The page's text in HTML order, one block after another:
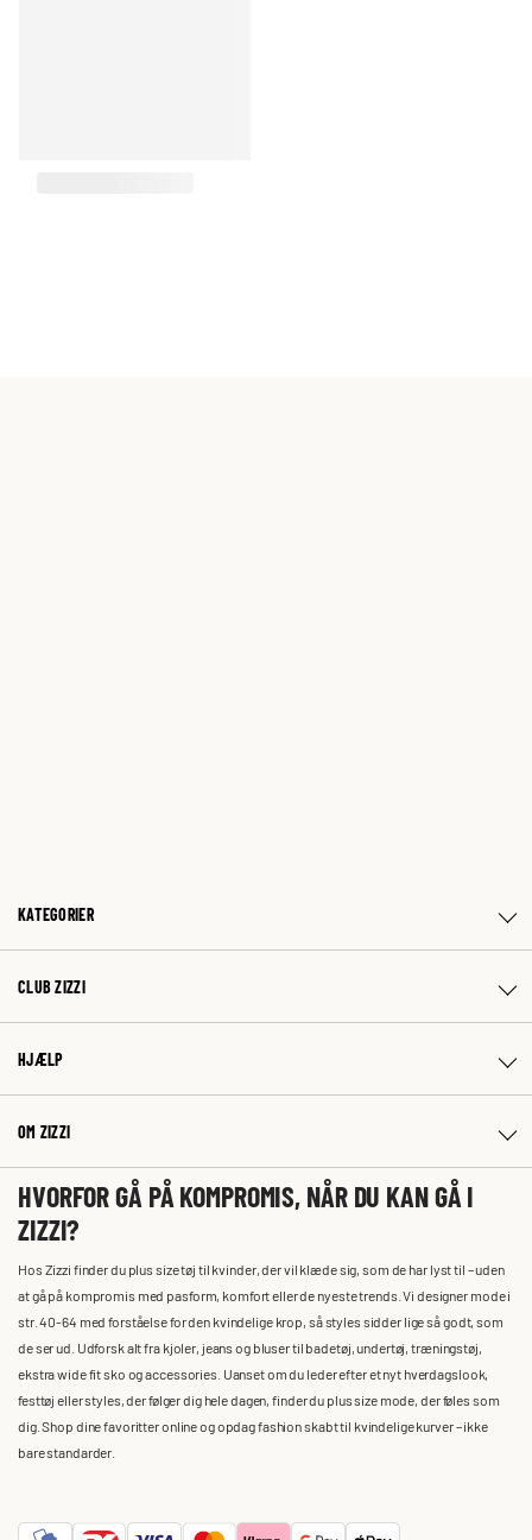
KATEGORIER
CLUB ZIZZI
HJÆLP
OM ZIZZI
HVORFOR GÅ PÅ KOMPROMIS, NÅR DU KAN GÅ I
ZIZZI?
Hos Zizzi finder du plus size tøj til kvinder, der vil klæde sig, som de har lyst til – uden
at gå på kompromis med pasform, komfort eller de nyeste trends. Vi designer mode i
str. 40-64 med forståelse for den kvindelige krop, så styles sidder lige så godt, som
de ser ud. Udforsk alt fra kjoler, jeans og bluser til badetøj, undertøj, træningstøj,
ekstra wide fit sko og accessories. Uanset om du leder efter et nyt hverdagslook,
festtøj eller styles, der følger dig hele dagen, finder du plus size mode, der føles som
dig. Shop dine favoritter online og opdag fashion skabt til kvindelige kurver – ikke
bare standarder.